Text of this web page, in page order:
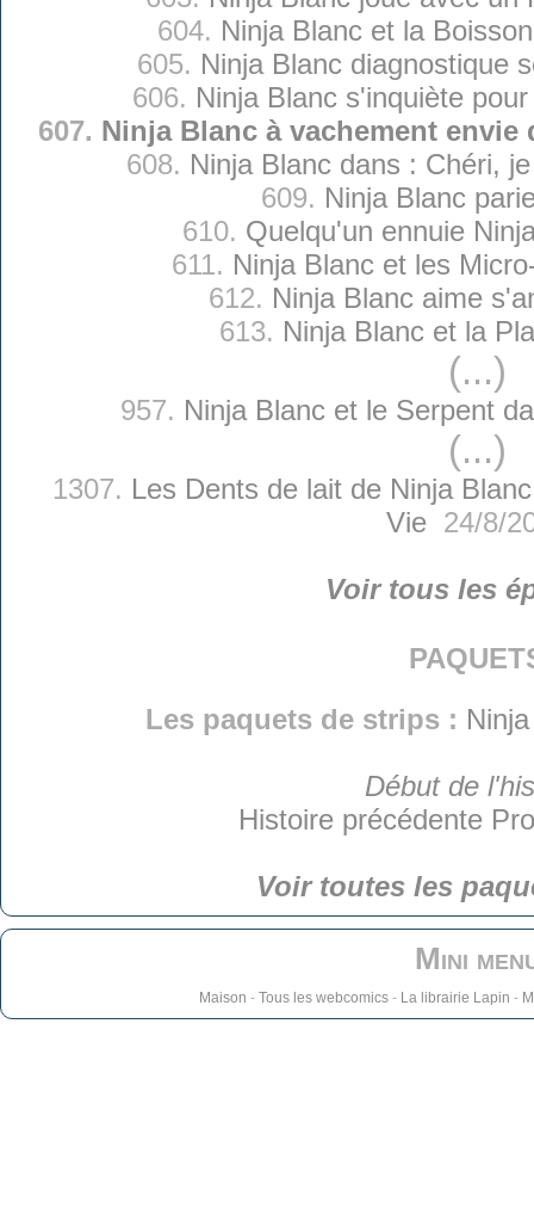
604. Ninja Blanc et la
605. Ninja Blanc diagnostique
606. Ninja Blanc s'inquiète
607. Ninja Blanc à vachement envie
608. Ninja Blanc dans : Chéri,
609. Ninja Blanc
610. Quelqu'un ennuie
611. Ninja Blanc et les
612. Ninja Blanc aime
613. Ninja Blanc et la
(...)
957. Ninja Blanc et le Serpent
(...)
1307. Les Dents de lait de Ninja
Vie24/8/
Voir tous les
Les paquets de strips :
Début de
Histoire précédente
Voir toutes les
Mini
Maison - Tous les webcomics- La librairie Lapin -